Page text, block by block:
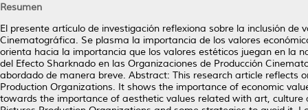
Resumen
El presente artículo de investigación reflexiona sobre la inclusión
Cinematográfica. Se plasma la importancia de los valores
orienta hacia la importancia que los valores estéticos juegan en la
del Efecto Sharknado en las Organizaciones de Producción
abordado de manera breve. Abstract: This research article reflects
Production Organizations. It shows the importance of economic
towards the importance of aesthetic values related with art,